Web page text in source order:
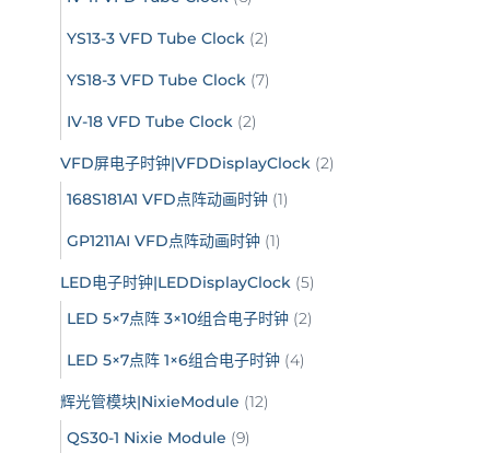
YS13-3 VFD Tube Clock (2)
YS18-3 VFD Tube Clock (7)
IV-18 VFD Tube Clock (2)
VFD屏电子时钟|VFDDisplayClock (2)
168S181A1 VFD点阵动画时钟 (1)
GP1211AI VFD点阵动画时钟 (1)
LED电子时钟|LEDDisplayClock (5)
LED 5×7点阵 3×10组合电子时钟 (2)
LED 5×7点阵 1×6组合电子时钟 (4)
辉光管模块|NixieModule (12)
QS30-1 Nixie Module (9)